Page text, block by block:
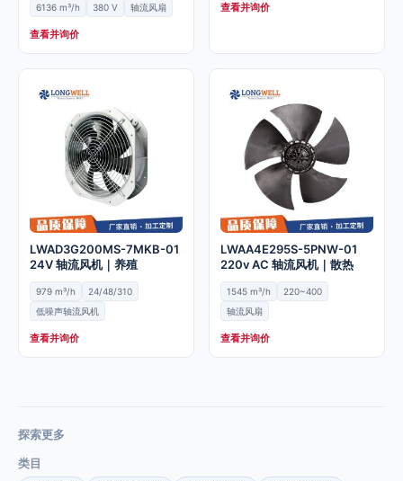
6136 m³/h 380 V 轴流风扇
查看并询价
查看并询价
LWAD3G200MS-7MKB-01
24V 轴流风机｜养殖
979 m³/h
24/48/310
低噪声轴流风机
查看并询价
LWAA4E295S-5PNW-01
220v AC 轴流风机｜散热
1545 m³/h
220~400
轴流风扇
查看并询价
探索更多
类目